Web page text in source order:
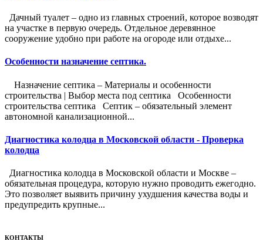
Дачный туалет – одно из главных строений, которое возводят
на участке в первую очередь. Отдельное деревянное
сооружение удобно при работе на огороде или отдыхе...
Особенности назначение септика.
Назначение септика – Материалы и особенности
строительства | Выбор места под септика Особенности
строительства септика Септик – обязательный элемент
автономной канализационной...
Диагностика колодца в Московской области - Проверка
колодца
Диагностика колодца в Московской области и Москве –
обязательная процедура, которую нужно проводить ежегодно.
Это позволяет выявить причину ухудшения качества воды и
предупредить крупные...
КОНТАКТЫ